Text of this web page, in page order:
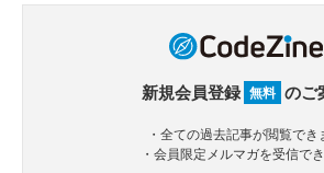
新規会員登録 無料 のご
・全ての過去記事が閲覧でき
・会員限定メルマガを受信で